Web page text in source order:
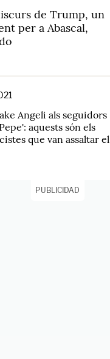
de Trump, un
per a Abascal,
Angeli als seguidors
aquests són els
que van assaltar el
PUBLICIDAD